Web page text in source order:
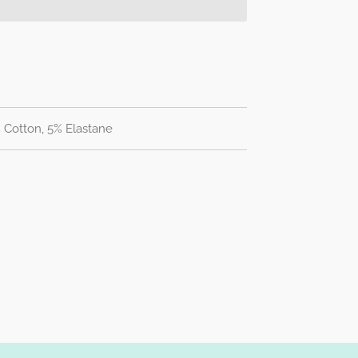
Cotton, 5% Elastane